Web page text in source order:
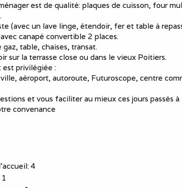
est de qualité: plaques de cuisson, four
(avec un lave linge, étendoir, fer et table à
canapé convertible 2 places.
table, chaises, transat.
sur la terrasse close ou dans le vieux Poitiers.
est privilégiée :
aéroport, autoroute, Futuroscope, centre
et vous faciliter au mieux ces jours passés à
convenance
: 4
1